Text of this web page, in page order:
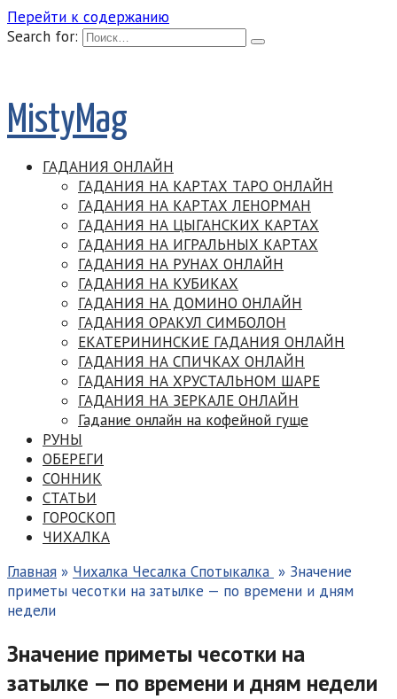
Перейти к содержанию
Search for:
MistyMag
ГАДАНИЯ ОНЛАЙН
ГАДАНИЯ НА КАРТАХ ТАРО ОНЛАЙН
ГАДАНИЯ НА КАРТАХ ЛЕНОРМАН
ГАДАНИЯ НА ЦЫГАНСКИХ КАРТАХ
ГАДАНИЯ НА ИГРАЛЬНЫХ КАРТАХ
ГАДАНИЯ НА РУНАХ ОНЛАЙН
ГАДАНИЯ НА КУБИКАХ
ГАДАНИЯ НА ДОМИНО ОНЛАЙН
ГАДАНИЯ ОРАКУЛ СИМБОЛОН
ЕКАТЕРИНИНСКИЕ ГАДАНИЯ ОНЛАЙН
ГАДАНИЯ НА СПИЧКАХ ОНЛАЙН
ГАДАНИЯ НА ХРУСТАЛЬНОМ ШАРЕ
ГАДАНИЯ НА ЗЕРКАЛЕ ОНЛАЙН
Гадание онлайн на кофейной гуще
РУНЫ
ОБЕРЕГИ
СОННИК
СТАТЬИ
ГОРОСКОП
ЧИХАЛКА
Главная » Чихалка Чесалка Спотыкалка » Значение
приметы чесотки на затылке — по времени и дням
недели
Значение приметы чесотки на
затылке — по времени и дням недели